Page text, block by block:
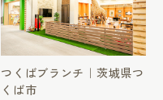
つくばブランチ｜茨城県つ
くば市